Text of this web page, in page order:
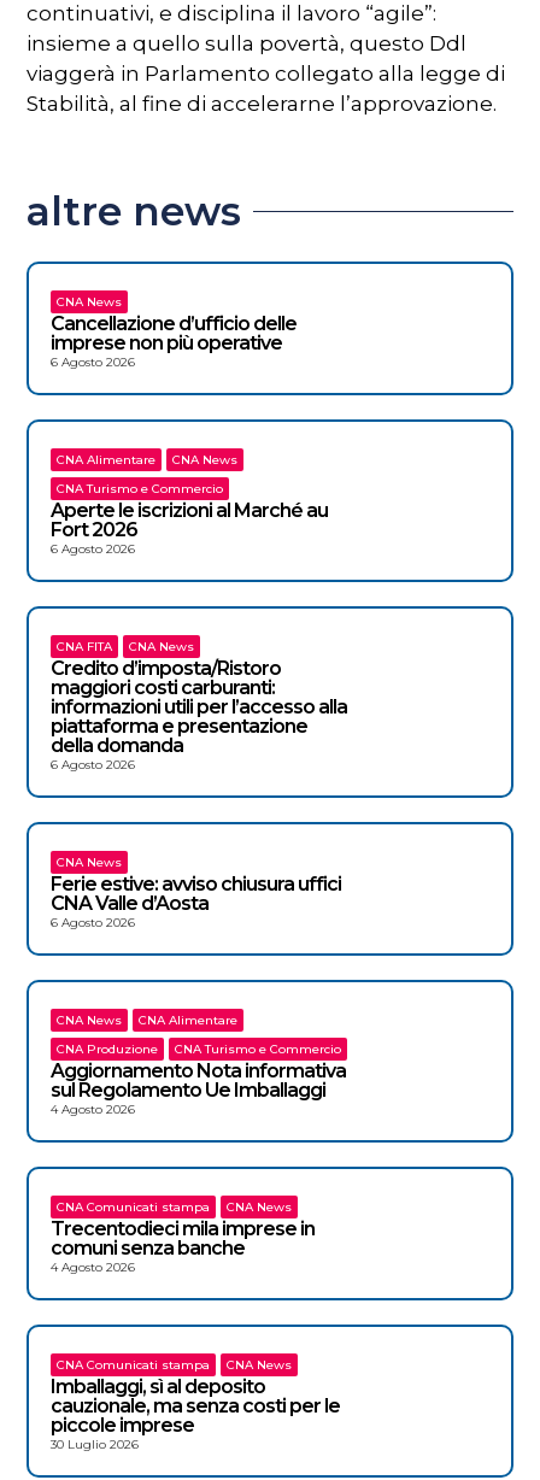
continuativi, e disciplina il lavoro “agile”:
insieme a quello sulla povertà, questo Ddl
viaggerà in Parlamento collegato alla legge di
Stabilità, al fine di accelerarne l’approvazione.
altre news
CNA News
Cancellazione d’ufficio delle
imprese non più operative
6 Agosto 2026
CNA Alimentare
CNA News
CNA Turismo e Commercio
Aperte le iscrizioni al Marché au
Fort 2026
6 Agosto 2026
CNA FITA CNA News
Credito d’imposta/Ristoro
maggiori costi carburanti:
informazioni utili per l’accesso alla
piattaforma e presentazione
della domanda
6 Agosto 2026
CNA News
Ferie estive: avviso chiusura uffici
CNA Valle d’Aosta
6 Agosto 2026
CNA News
CNA Alimentare
CNA Produzione
CNA Turismo e Commercio
Aggiornamento Nota informativa
sul Regolamento Ue Imballaggi
4 Agosto 2026
CNA Comunicati stampa CNA News
Trecentodieci mila imprese in
comuni senza banche
4 Agosto 2026
CNA Comunicati stampa CNA News
Imballaggi, sì al deposito
cauzionale, ma senza costi per le
piccole imprese
30 Luglio 2026